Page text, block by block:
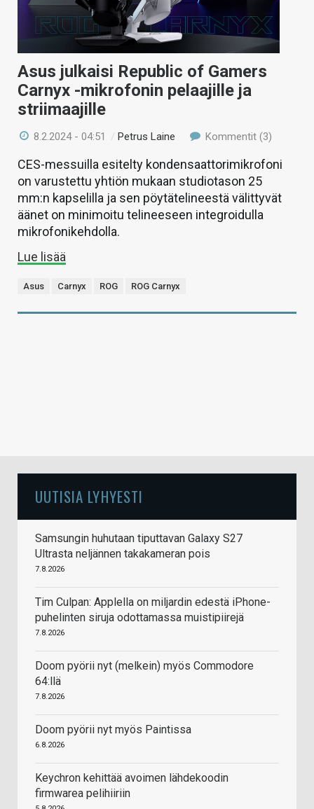
VAIHDA TEEMA
HAKU
Asus julkaisi Republic of Gamers
Carnyx -mikrofonin pelaajille ja
striimaajille
8.2.2024 - 04:51 /Petrus Laine Kommentit (3)
CES-messuilla esitelty kondensaattorimikrofoni
on varustettu yhtiön mukaan studiotason 25
mm:n kapselilla ja sen pöytätelineestä välittyvät
äänet on minimoitu telineeseen integroidulla
mikrofonikehdolla.
Lue lisää
Asus Carnyx ROG ROG Carnyx
UUTISIA LYHYESTI
Samsungin huhutaan tiputtavan Galaxy S27
Ultrasta neljännen takakameran pois
7.8.2026
Tim Culpan: Applella on miljardin edestä iPhone-
puhelinten siruja odottamassa muistipiirejä
7.8.2026
Doom pyörii nyt (melkein) myös Commodore
64:llä
7.8.2026
Doom pyörii nyt myös Paintissa
6.8.2026
Keychron kehittää avoimen lähdekoodin
firmwarea pelihiiriin